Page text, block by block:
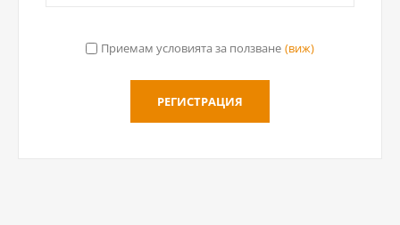
Приемам условията за ползване (виж)